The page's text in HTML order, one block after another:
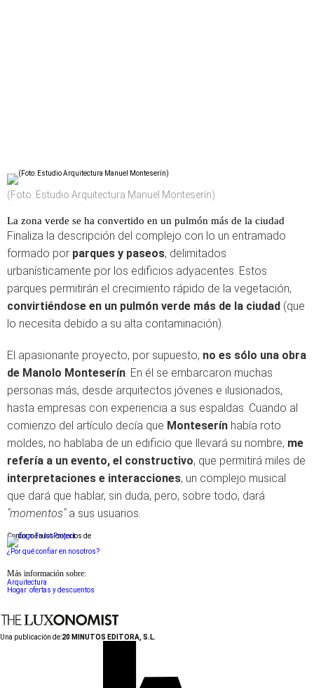
(Foto: Estudio Arquitectura Manuel Monteserín)
La zona verde se ha convertido en un pulmón más de la ciudad
Finaliza la descripción del complejo con lo un entramado
formado por parques y paseos, delimitados
urbanísticamente por los edificios adyacentes. Estos
parques permitirán el crecimiento rápido de la vegetación,
convirtiéndose en un pulmón verde más de la ciudad (que
lo necesita debido a su alta contaminación).
El apasionante proyecto, por supuesto, no es sólo una obra
de Manolo Monteserín. En él se embarcaron muchas
personas más, desde arquitectos jóvenes e ilusionados,
hasta empresas con experiencia a sus espaldas. Cuando al
comienzo del artículo decía que Monteserín había roto
moldes, no hablaba de un edificio que llevará su nombre, me
refería a un evento, el constructivo, que permitirá miles de
interpretaciones e interacciones, un complejo musical
que dará que hablar, sin duda, pero, sobre todo, dará
"momentos" a sus usuarios.
Conforme a los criterios de
¿Por qué confiar en nosotros?
Más información sobre:
Arquitectura
Hogar: ofertas y descuentos
Una publicación de:20 MINUTOS EDITORA, S.L.